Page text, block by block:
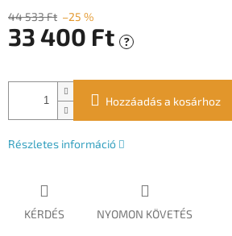
44 533 Ft –25 %
33 400 Ft ?
Hozzáadás a kosárhoz
Részletes információ
KÉRDÉS NYOMON KÖVETÉS